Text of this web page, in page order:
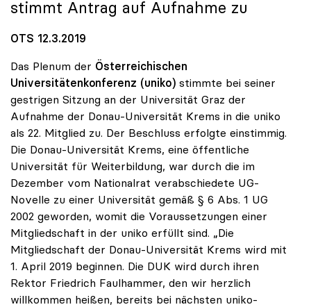
stimmt Antrag auf Aufnahme zu
OTS 12.3.2019
Das Plenum der Österreichischen
Universitätenkonferenz (uniko) stimmte bei seiner
gestrigen Sitzung an der Universität Graz der
Aufnahme der Donau-Universität Krems in die uniko
als 22. Mitglied zu. Der Beschluss erfolgte einstimmig.
Die Donau-Universität Krems, eine öffentliche
Universität für Weiterbildung, war durch die im
Dezember vom Nationalrat verabschiedete UG-
Novelle zu einer Universität gemäß § 6 Abs. 1 UG
2002 geworden, womit die Voraussetzungen einer
Mitgliedschaft in der uniko erfüllt sind. „Die
Mitgliedschaft der Donau-Universität Krems wird mit
1. April 2019 beginnen. Die DUK wird durch ihren
Rektor Friedrich Faulhammer, den wir herzlich
willkommen heißen, bereits bei nächsten uniko-